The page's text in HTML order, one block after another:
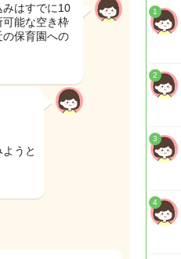
みはすでに10
可能な空き枠
保育園への
うと
1
2
3
4